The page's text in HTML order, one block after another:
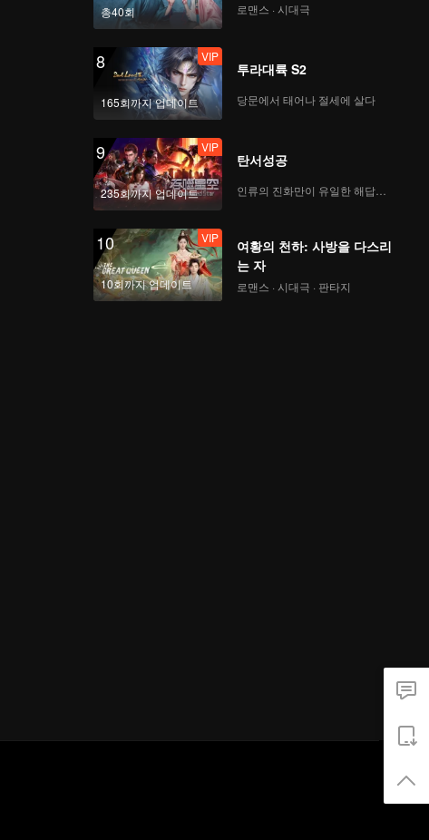
총40회 로맨스 · 시대극
8
165회까지 업데이트
VIP
투라대륙 S2
당문에서 태어나 절세에 살다
9
235회까지 업데이트
VIP
탄서성공
인류의 진화만이 유일한 해답이다
10
10회까지 업데이트
VIP
여황의 천하: 사방을 다스리
는 자
로맨스 · 시대극 · 판타지